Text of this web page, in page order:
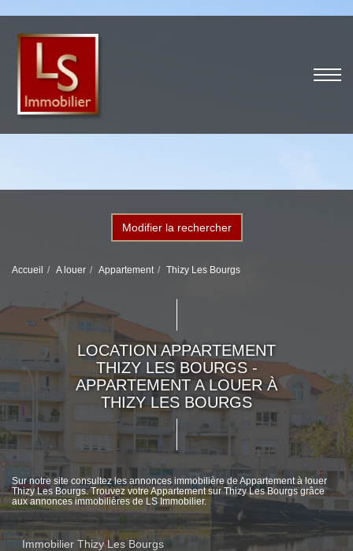
Modifier la rechercher
Accueil A louer Appartement Thizy Les Bourgs
LOCATION APPARTEMENT
THIZY LES BOURGS -
APPARTEMENT A LOUER À
THIZY LES BOURGS
Sur notre site consultez les annonces immobilière de Appartement à louer
Thizy Les Bourgs. Trouvez votre Appartement sur Thizy Les Bourgs grâce
aux annonces immobilières de LS Immobilier.
Immobilier Thizy Les Bourgs